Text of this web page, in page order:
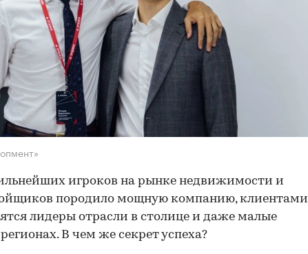
игроков на рынке недвижимости и
породило мощную компанию, клиентами
лидеры отрасли в столице и даже малые
В чем же секрет успеха?